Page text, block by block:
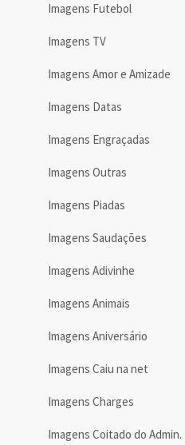
Imagens Futebol
Imagens TV
Imagens Amor e Amizade
Imagens Datas
Imagens Engraçadas
Imagens Outras
Imagens Piadas
Imagens Saudações
Imagens Adivinhe
Imagens Animais
Imagens Aniversário
Imagens Caiu na net
Imagens Charges
Imagens Coitado do Admin.